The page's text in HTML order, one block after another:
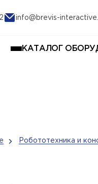
info@brevis-
КАТАЛОГ
Робототехника и